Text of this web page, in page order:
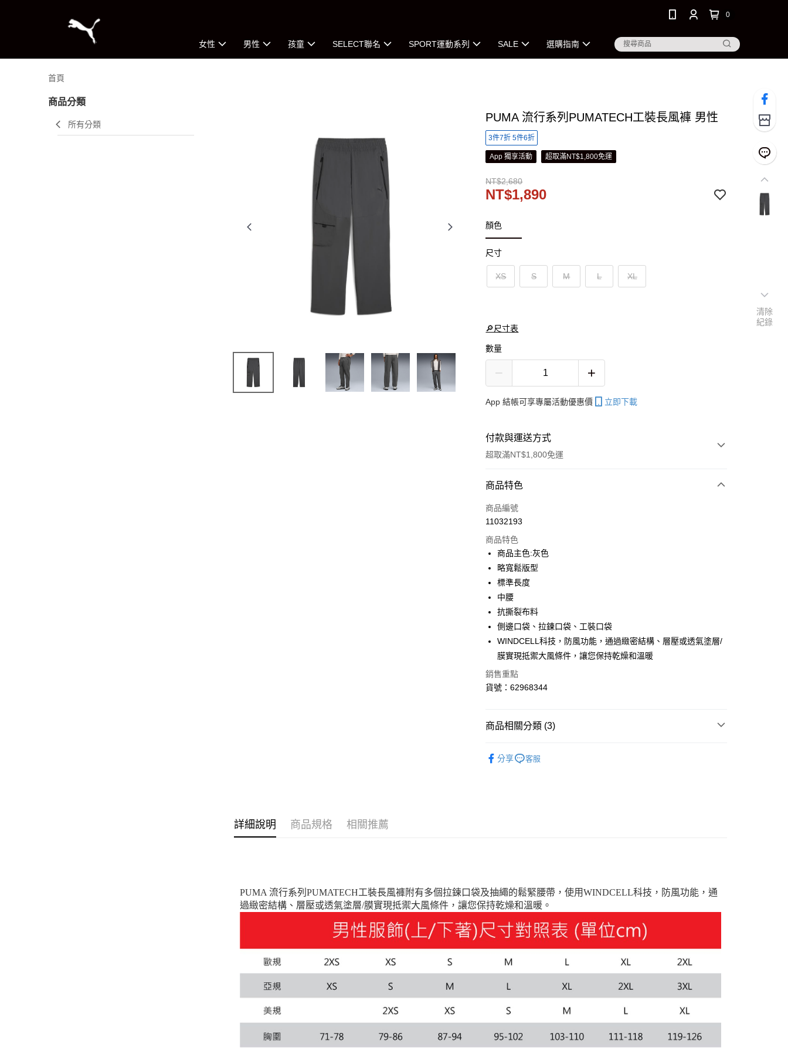
0
女性 男性 孩童 SELECT聯名 SPORT運動系列 SALE 選購指南
首頁
商品分類
所有分類
PUMA 流行系列PUMATECH工裝長風褲 男性
3件7折 5件6折
App 獨享活動 超取滿NT$1,800免運
NT$2,680
NT$1,890
顏色
尺寸
XS S M L XL
🔎尺寸表
數量
App 結帳可享專屬活動優惠價 立即下載
付款與運送方式
超取滿NT$1,800免運
付款方式
信用卡一次付款
Apple Pay
街口支付
悠遊付
Google Pay
貨到付款
運送方式
商品特色
商品編號
11032193
商品特色
商品主色:灰色
略寬鬆版型
標準長度
中腰
抗撕裂布料
側邊口袋、拉鍊口袋、工裝口袋
WINDCELL科技，防風功能，通過緻密結構、層壓或透氣塗層/
膜實現抵禦大風條件，讓您保持乾燥和溫暖
銷售重點
貨號：62968344
商品相關分類 (3)
分享 客服
詳細說明 商品規格 相關推薦
PUMA 流行系列PUMATECH工裝長風褲附有多個拉鍊口袋及抽繩的鬆緊腰帶，使用WINDCELL科技，防風功能，通
過緻密結構、層壓或透氣塗層/膜實現抵禦大風條件，讓您保持乾燥和溫暖。
清除
紀錄